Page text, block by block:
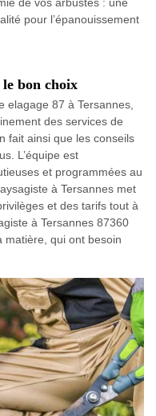
pour l’épanouissement
le bon choix
elagage 87 à Tersannes,
des services de
fait ainsi que les conseils
L’équipe est
et programmées au
à Tersannes met
et des tarifs tout à
à Tersannes 87360
matière, qui ont besoin